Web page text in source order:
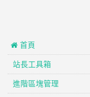
 首頁
站長工具箱
進階區塊管理